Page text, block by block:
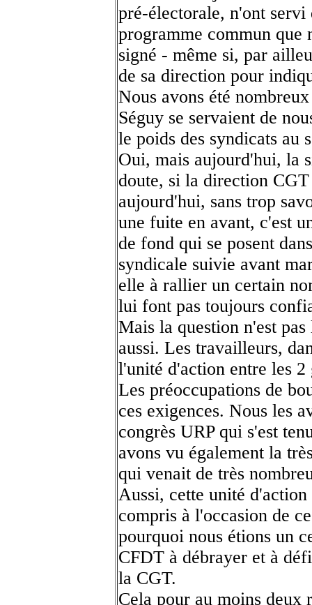
pré-électorale, n'ont
programme commun que
signé - même si, par
de sa direction pour
Nous avons été
Séguy se servaient de
le poids des syndicats au
Oui, mais aujourd'hui, la
doute, si la direction
aujourd'hui, sans trop
une fuite en avant, c'est
de fond qui se posent
syndicale suivie avant
elle à rallier un certain
lui font pas toujours
Mais la question n'est
aussi. Les travailleurs,
l'unité d'action entre les 2
Les préoccupations de
ces exigences. Nous les
congrès URP qui s'est
avons vu également la
qui venait de très
Aussi, cette unité
compris à l'occasion de
pourquoi nous étions un
CFDT à débrayer et à
la CGT.
Cela pour au moins deux